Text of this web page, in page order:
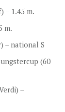
– 1.45 m.
m.
– national S
(60
–